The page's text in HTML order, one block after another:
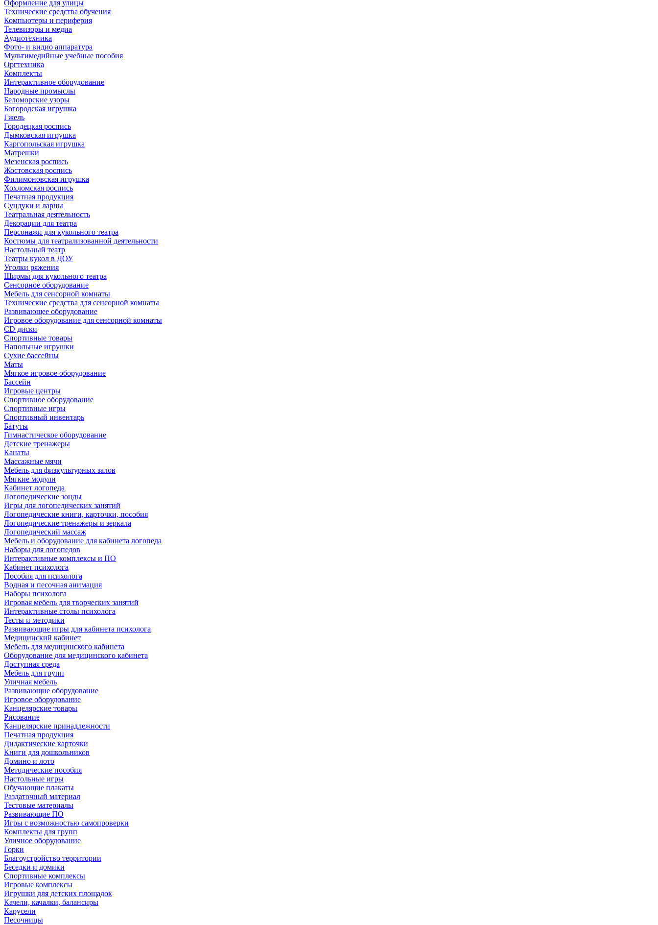
Оформление для улицы
Технические средства обучения
Компьютеры и периферия
Телевизоры и медиа
Аудиотехника
Фото- и видио аппаратура
Мультимедийные учебные пособия
Оргтехника
Комплекты
Интерактивное оборудование
Народные промыслы
Беломорские узоры
Богородская игрушка
Гжель
Городецкая роспись
Дымковская игрушка
Каргопольская игрушка
Матрешки
Мезенская роспись
Жостовская роспись
Филимоновская игрушка
Хохломская роспись
Печатная продукция
Сундуки и ларцы
Театральная деятельность
Декорации для театра
Персонажи для кукольного театра
Костюмы для театрализованной деятельности
Настольный театр
Театры кукол в ДОУ
Уголки ряжения
Ширмы для кукольного театра
Сенсорное оборудование
Мебель для сенсорной комнаты
Технические средства для сенсорной комнаты
Развивающее оборудование
Игровое оборудование для сенсорной комнаты
CD диски
Спортивные товары
Напольные игрушки
Сухие бассейны
Маты
Мягкое игровое оборудование
Бассейн
Игровые центры
Спортивное оборудование
Спортивные игры
Спортивный инвентарь
Батуты
Гимнастическое оборудование
Детские тренажеры
Канаты
Массажные мячи
Мебель для физкультурных залов
Мягкие модули
Кабинет логопеда
Логопедические зонды
Игры для логопедических занятий
Логопедические книги, карточки, пособия
Логопедические тренажеры и зеркала
Логопедический массаж
Мебель и оборудование для кабинета логопеда
Наборы для логопедов
Интерактивные комплексы и ПО
Кабинет психолога
Пособия для психолога
Водная и песочная анимация
Наборы психолога
Игровая мебель для творческих занятий
Интерактивные столы психолога
Тесты и методики
Развивающие игры для кабинета психолога
Медицинский кабинет
Мебель для медицинского кабинета
Оборудование для медицинского кабинета
Доступная среда
Мебель для групп
Уличная мебель
Развивающие оборудование
Игровое оборудование
Канцелярские товары
Рисование
Канцелярские принадлежности
Печатная продукция
Дидактические карточки
Книги для дошкольников
Домино и лото
Методические пособия
Настольные игры
Обучающие плакаты
Раздаточный материал
Тестовые материалы
Развивающие ПО
Игры с возможностью самопроверки
Комплекты для групп
Уличное оборудование
Горки
Благоустройство территории
Беседки и домики
Спортивные комплексы
Игровые комплексы
Игрушки для детских площадок
Качели, качалки, балансиры
Карусели
Песочницы